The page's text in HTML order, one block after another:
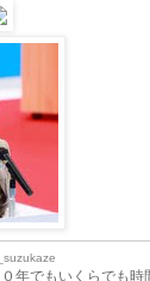
年でもいくらでも時